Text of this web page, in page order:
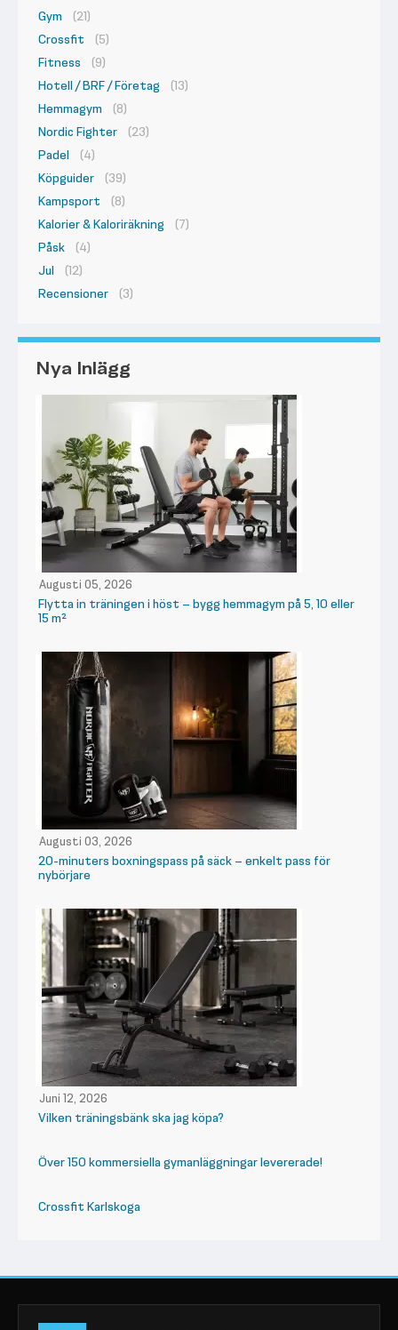
Gym
(21)
Crossfit
(5)
Fitness
(9)
Hotell / BRF / Företag
(13)
Hemmagym
(8)
Nordic Fighter
(23)
Padel
(4)
Köpguider
(39)
Kampsport
(8)
Kalorier & Kaloriräkning
(7)
Påsk
(4)
Jul
(12)
Recensioner
(3)
Nya Inlägg
Augusti 05, 2026
Flytta in träningen i höst – bygg hemmagym på 5, 10 eller
15 m²
Augusti 03, 2026
20-minuters boxningspass på säck – enkelt pass för
nybörjare
Juni 12, 2026
Vilken träningsbänk ska jag köpa?
Över 150 kommersiella gymanläggningar levererade!
Crossfit Karlskoga